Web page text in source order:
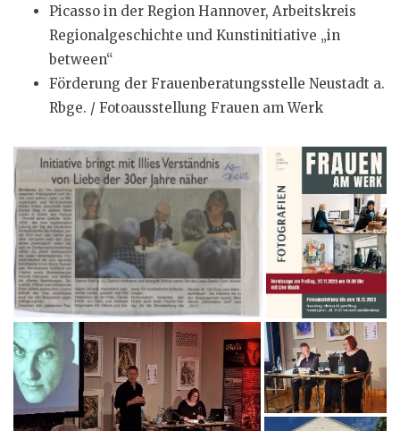
Picasso in der Region Hannover, Arbeitskreis
Regionalgeschichte und Kunstinitiative „in
between“
Förderung der Frauenberatungsstelle Neustadt a.
Rbge. / Fotoausstellung Frauen am Werk